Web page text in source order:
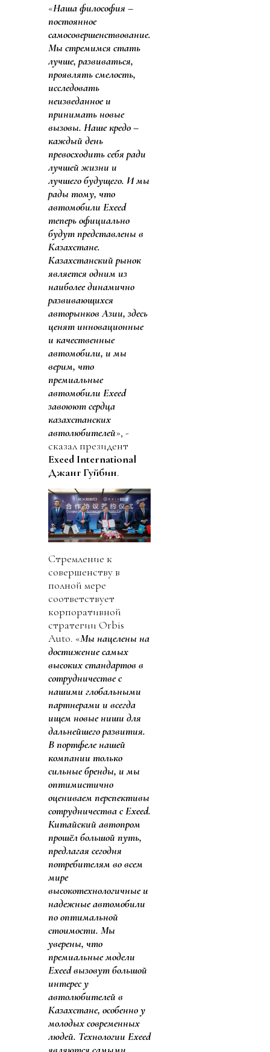
«Наша философия –
постоянное
самосовершенствование.
Мы стремимся стать
лучше, развиваться,
проявлять смелость,
исследовать
неизведанное и
принимать новые
вызовы. Наше кредо –
каждый день
превосходить себя ради
лучшей жизни и
лучшего будущего. И мы
рады тому, что
автомобили Exeed
теперь официально
будут представлены в
Казахстане.
Казахстанский рынок
является одним из
наиболее динамично
развивающихся
авторынков Азии, здесь
ценят инновационные
и качественные
автомобили, и мы
верим, что
премиальные
автомобили Exeed
завоюют сердца
казахстанских
автолюбителей», -
сказал президент
Exeed International
Джанг Гуйбин.
Стремление к
совершенству в
полной мере
соответствует
корпоративной
стратегии Orbis
Auto. «Мы нацелены на
достижение самых
высоких стандартов в
сотрудничестве с
нашими глобальными
партнерами и всегда
ищем новые ниши для
дальнейшего развития.
В портфеле нашей
компании только
сильные бренды, и мы
оптимистично
оцениваем перспективы
сотрудничества с Exeed.
Китайский автопром
прошёл большой путь,
предлагая сегодня
потребителям во всем
мире
высокотехнологичные и
надежные автомобили
по оптимальной
стоимости. Мы
уверены, что
премиальные модели
Exeed вызовут большой
интерес у
автолюбителей в
Казахстане, особенно у
молодых современных
людей. Технологии Exeed